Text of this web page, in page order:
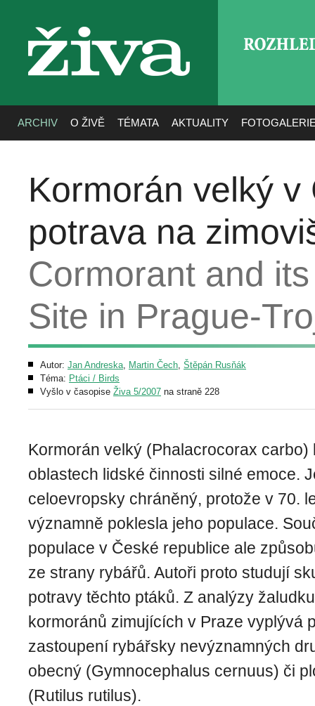
živa
ARCHIV O ŽIVĚ TÉMATA AKTUALITY
Kormorán velký
potrava na
Cormorant and
Site in Prague-
Autor: Jan Andreska, Martin Čech, Štěpán Rusňák
Téma: Ptáci / Birds
Vyšlo v časopise Živa 5/2007 na straně 228
Kormorán velký (Phalacrocorax carbo)
oblastech lidské činnosti silné emoce.
celoevropsky chráněný, protože v 70.
významně poklesla jeho populace.
populace v České republice ale
ze strany rybářů. Autoři proto studují
potravy těchto ptáků. Z analýzy
kormoránů zimujících v Praze vyplývá
zastoupení rybářsky nevýznamných
obecný (Gymnocephalus cernuus) či
(Rutilus rutilus).